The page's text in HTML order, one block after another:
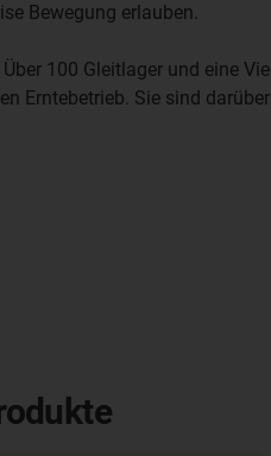
Bewegung erlauben.
Über 100 Gleitlager und eine
Erntebetrieb. Sie sind